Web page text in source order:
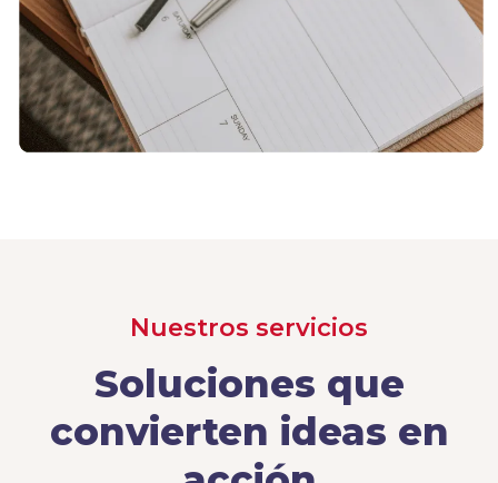
Nuestros servicios
Soluciones que
convierten ideas en